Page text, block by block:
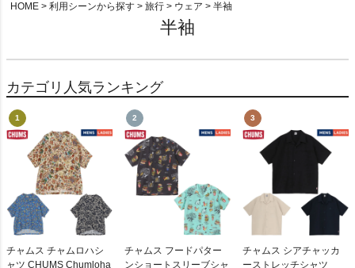
ログイン 会員登録
検索
HOME 利用シーンから探す 旅行 ウェア 半袖
半袖
カテゴリ人気ランキング
チャムス チャムロハシ
ャツ CHUMS Chumloha
チャムス フードパター
ンショートスリーブシャ
チャムス シアチャッカ
ーストレッチシャツ